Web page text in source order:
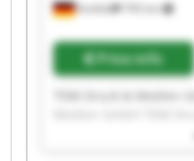
Krefeld 795 km
Price info
Druck & Medien